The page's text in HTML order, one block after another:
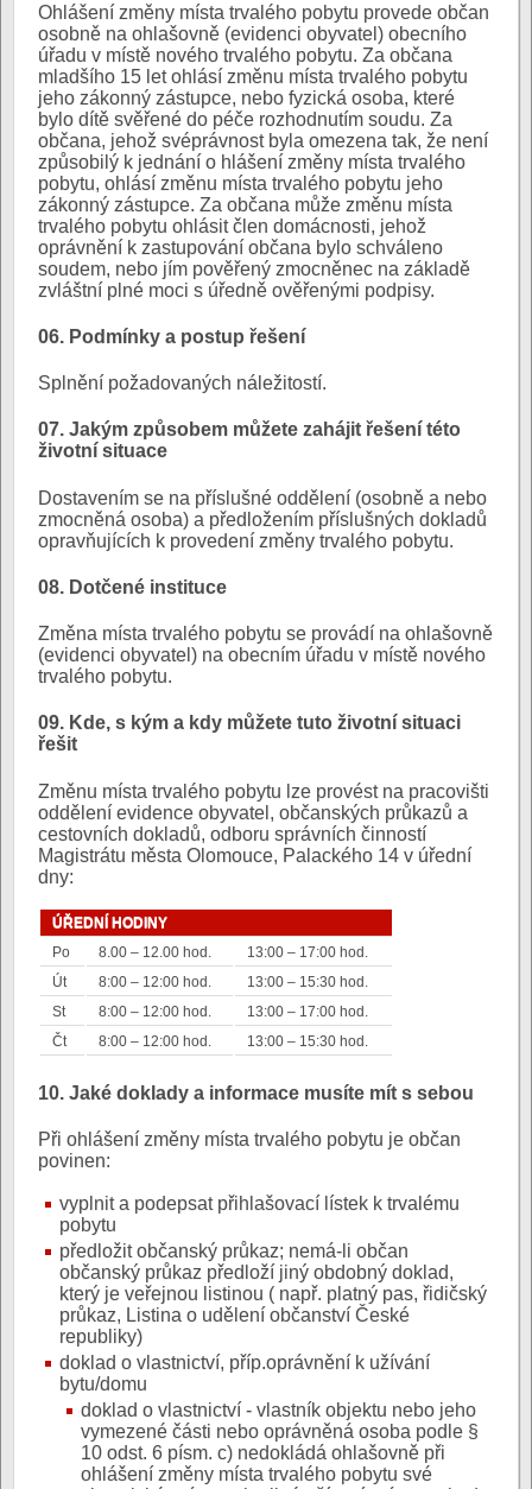
Ohlášení změny místa trvalého pobytu provede občan
osobně na ohlašovně (evidenci obyvatel) obecního
úřadu v místě nového trvalého pobytu. Za občana
mladšího 15 let ohlásí změnu místa trvalého pobytu
jeho zákonný zástupce, nebo fyzická osoba, které
bylo dítě svěřené do péče rozhodnutím soudu. Za
občana, jehož svéprávnost byla omezena tak, že není
způsobilý k jednání o hlášení změny místa trvalého
pobytu, ohlásí změnu místa trvalého pobytu jeho
zákonný zástupce. Za občana může změnu místa
trvalého pobytu ohlásit člen domácnosti, jehož
oprávnění k zastupování občana bylo schváleno
soudem, nebo jím pověřený zmocněnec na základě
zvláštní plné moci s úředně ověřenými podpisy.
06. Podmínky a postup řešení
Splnění požadovaných náležitostí.
07. Jakým způsobem můžete zahájit řešení této
životní situace
Dostavením se na příslušné oddělení (osobně a nebo
zmocněná osoba) a předložením příslušných dokladů
opravňujících k provedení změny trvalého pobytu.
08. Dotčené instituce
Změna místa trvalého pobytu se provádí na ohlašovně
(evidenci obyvatel) na obecním úřadu v místě nového
trvalého pobytu.
09. Kde, s kým a kdy můžete tuto životní situaci
řešit
Změnu místa trvalého pobytu lze provést na pracovišti
oddělení evidence obyvatel, občanských průkazů a
cestovních dokladů, odboru správních činností
Magistrátu města Olomouce, Palackého 14 v úřední
dny:
ÚŘEDNÍ HODINY
Po
8.00 – 12.00 hod.
13:00 – 17:00 hod.
Út
8:00 – 12:00 hod.
13:00 – 15:30 hod.
St
8:00 – 12:00 hod.
13:00 – 17:00 hod.
Čt
8:00 – 12:00 hod. 13:00 – 15:30 hod.
10. Jaké doklady a informace musíte mít s sebou
Při ohlášení změny místa trvalého pobytu je občan
povinen:
vyplnit a podepsat přihlašovací lístek k trvalému
pobytu
předložit občanský průkaz; nemá-li občan
občanský průkaz předloží jiný obdobný doklad,
který je veřejnou listinou ( např. platný pas, řidičský
průkaz, Listina o udělení občanství České
republiky)
doklad o vlastnictví, příp.oprávnění k užívání
bytu/domu
doklad o vlastnictví - vlastník objektu nebo jeho
vymezené části nebo oprávněná osoba podle §
10 odst. 6 písm. c) nedokládá ohlašovně při
ohlášení změny místa trvalého pobytu své